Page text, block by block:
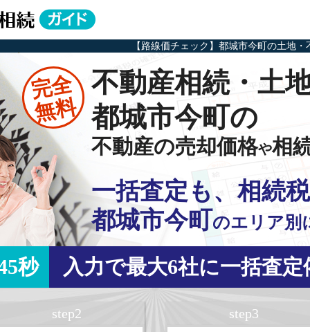
【路線価チェック】都城市今町の土地
完全
無料
不動産相続・土
都城市今町の
不動産の売却価格や相
一括査定も、相続
都城市今町のエリア別
秒 入力で最大6社に一括査定
step2 step3